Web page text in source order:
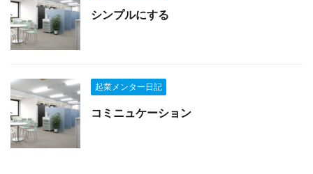
シンプルにする
起業メンター日記
コミニュケーション